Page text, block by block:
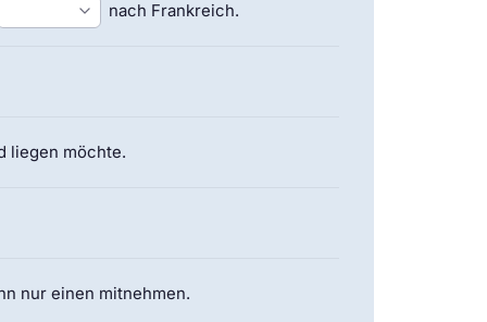
nach Frankreich.
liegen möchte.
nur einen mitnehmen.